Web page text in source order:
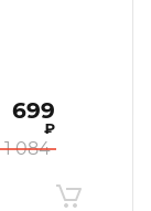
1 084
699
₽